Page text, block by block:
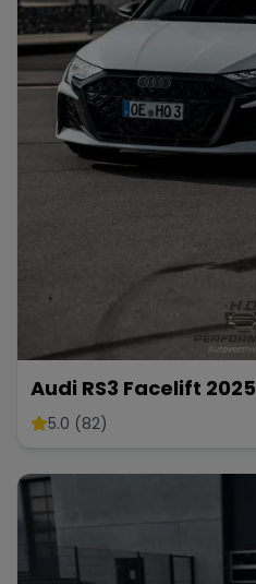
Audi RS3 Facelift 2025
5.0 (82)